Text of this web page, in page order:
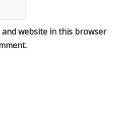
and website in this browser